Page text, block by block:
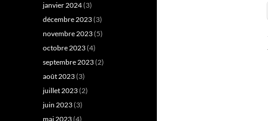
janvier 2024(3)
décembre 2023(3)
novembre 2023(5)
octobre 2023(4)
septembre 2023(2)
août 2023(3)
juillet 2023(2)
juin 2023(3)
mai 2023(4)